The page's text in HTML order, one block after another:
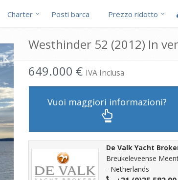
Charter Posti barca Prezzo ridotto
Westhinder 52 (2012) In
649.000 € IVA Inclusa
Vuoi maggiori informazioni?
De Valk Yacht
Breukeleveense
- Netherlands